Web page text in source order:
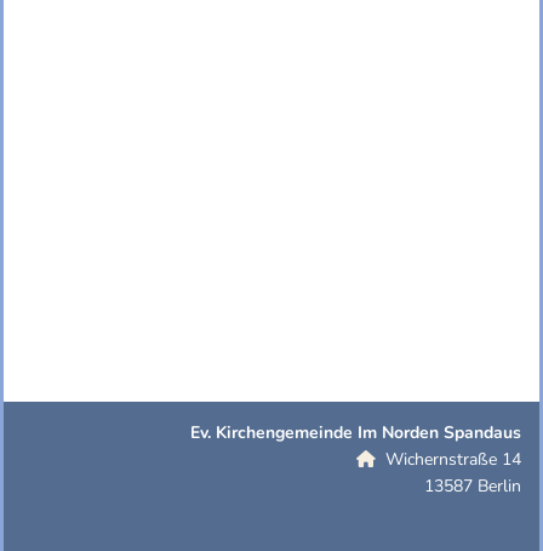
Ev. Kirchengemeinde Im Norden Spandaus
 Wichernstraße 14
13587 Berlin